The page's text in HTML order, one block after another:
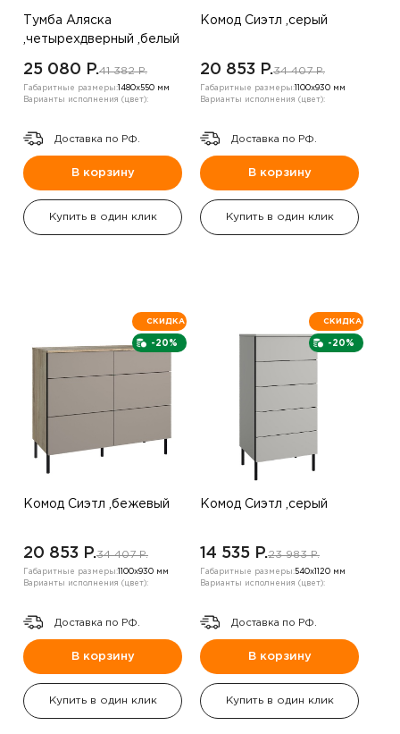
Тумба Аляска
,четырехдверный ,белый
25 080 P.41 382 P.
Габаритные размеры: 1480х550 мм
Варианты исполнения (цвет):
Доставка по РФ.
В корзину
Купить в один клик
Комод Сиэтл ,серый
20 853 P.34 407 P.
Габаритные размеры: 1100х930 мм
Варианты исполнения (цвет):
Доставка по РФ.
В корзину
Купить в один клик
-20%
СКИДКА
Комод Сиэтл ,бежевый
20 853 P.34 407 P.
Габаритные размеры: 1100х930 мм
Варианты исполнения (цвет):
Доставка по РФ.
В корзину
Купить в один клик
-20%
СКИДКА
Комод Сиэтл ,серый
14 535 P.23 983 P.
Габаритные размеры:540х1120 мм
Варианты исполнения (цвет):
Доставка по РФ.
В корзину
Купить в один клик